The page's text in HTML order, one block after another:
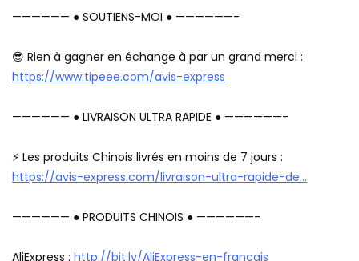
—————— ● SOUTIENS-MOI ● ——————-
😎 Rien à gagner en échange à par un grand merci :
https://www.tipeee.com/avis-express
—————— ● LIVRAISON ULTRA RAPIDE ● ——————-
⚡ Les produits Chinois livrés en moins de 7 jours :
https://avis-express.com/livraison-ultra-rapide-de…
—————— ● PRODUITS CHINOIS ● ——————-
AliExpress : http://bit.ly/AliExpress-en-francais